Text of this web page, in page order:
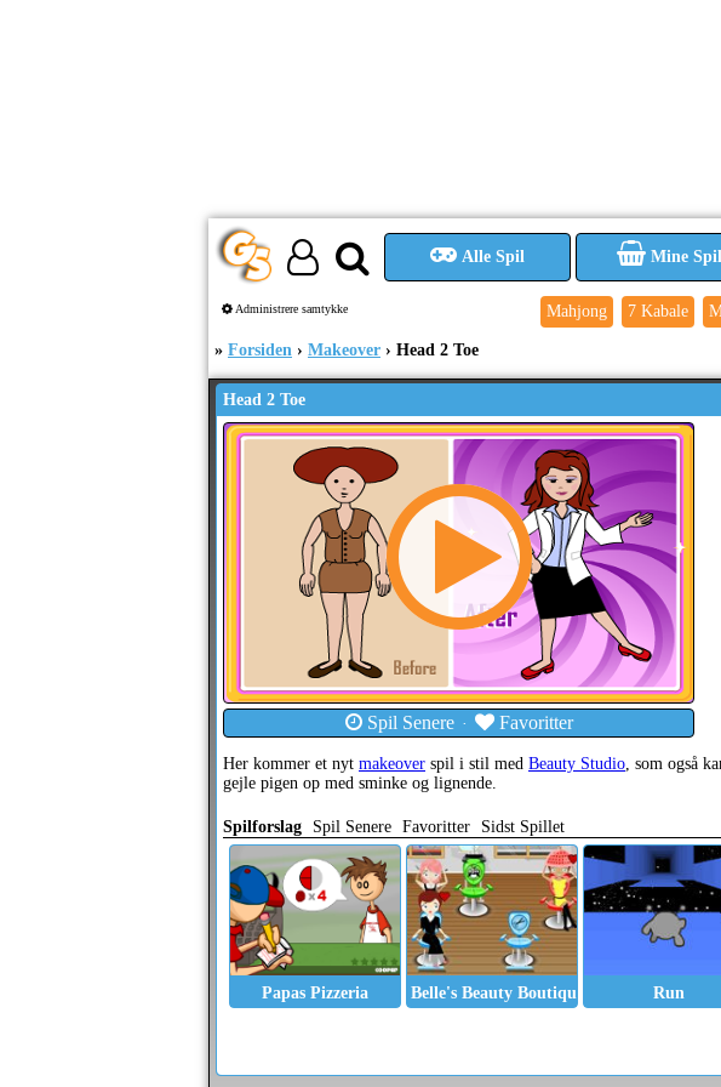
Administrere samtykke
Alle Spil Mine Spil
Mahjong 7 Kabale
Forsiden Makeover Head 2 Toe
Head 2 Toe
Spil Senere · Favoritter
Her kommer et nyt makeover spil i stil med Beauty Studio, som også
gejle pigen op med sminke og lignende.
Spilforslag Spil Senere Favoritter Sidst Spillet
Papas Pizzeria Belle's Beauty Boutique Run